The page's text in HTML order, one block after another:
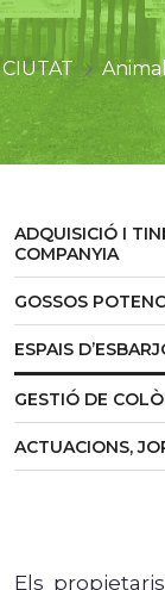
CIUTAT
ADQUISICIÓ I
COMPANYIA
GOSSOS
ESPAIS
GESTIÓ DE
ACTUACIONS,
Els